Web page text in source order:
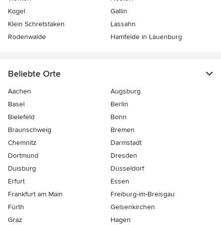
Kogel
Gallin
Klein Schretstaken
Lassahn
Rodenwalde
Hamfelde in Lauenburg
Beliebte Orte
Aachen
Augsburg
Basel
Berlin
Bielefeld
Bonn
Braunschweig
Bremen
Chemnitz
Darmstadt
Dortmund
Dresden
Duisburg
Düsseldorf
Erfurt
Essen
Frankfurt am Main
Freiburg-im-Breisgau
Fürth
Gelsenkirchen
Graz
Hagen